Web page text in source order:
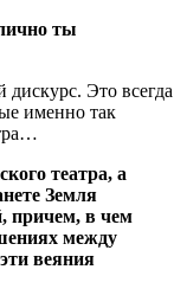
ты
Это всегда
именно так
театра, а
Земля
причем, в чем
между
веяния